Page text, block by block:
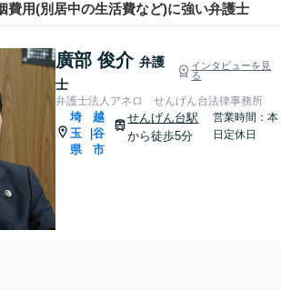
費用(別居中の生活費など)に強い弁護士
廣部 俊介 弁護
士
インタビューを見
る
弁護士法人アネロ せんげん台法律事務所
埼
玉
県
|
越
谷
市
せんげん台駅
から徒歩5分
営業時間：本
日定休日